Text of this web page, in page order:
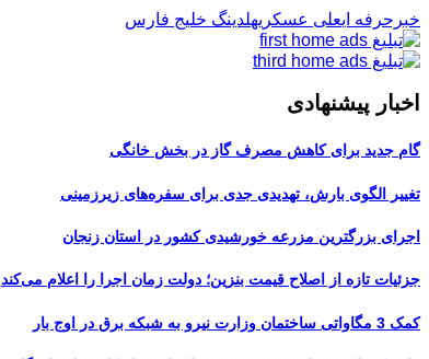
خبرحرفه ایعلی عسکریهلدینگ خلیج فارس
اخبار پیشنهادی
گام جدید برای کاهش مصرف گاز در بخش خانگی
تغییر الگوی بارش، تهدیدی جدی برای سفره‌های زیرزمینی
اجرای بزرگترین مزرعه خورشیدی کشور در استان زنجان
جزئیات تازه از اصلاح قیمت بنزین؛ دولت زمان اجرا را اعلام می‌کند
کمک 3 مگاواتی ساختمان وزارت نیرو به شبکه برق در اوج بار